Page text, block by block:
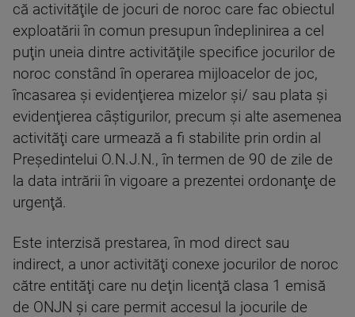
că activităţile de jocuri de noroc care fac obiectul
exploatării în comun presupun îndeplinirea a cel
puţin uneia dintre activităţile specifice jocurilor de
noroc constând în operarea mijloacelor de joc,
încasarea şi evidenţierea mizelor şi/ sau plata şi
evidenţierea câştigurilor, precum şi alte asemenea
activităţi care urmează a fi stabilite prin ordin al
Preşedintelui O.N.J.N., în termen de 90 de zile de
la data intrării în vigoare a prezentei ordonanţe de
urgenţă.
Este interzisă prestarea, în mod direct sau
indirect, a unor activităţi conexe jocurilor de noroc
către entităţi care nu deţin licenţă clasa 1 emisă
de ONJN şi care permit accesul la jocurile de